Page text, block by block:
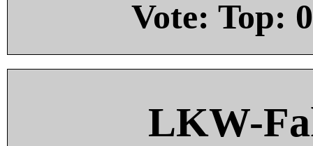
Vote: Top: 0
LKW-